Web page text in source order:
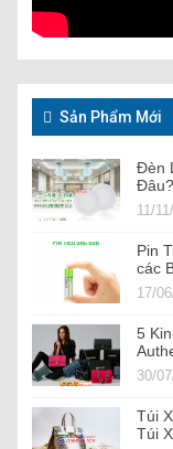
Sản Phẩm Mới
Đèn
Đâu?
11/
Pin
các
17/
5
30/
Túi
Túi